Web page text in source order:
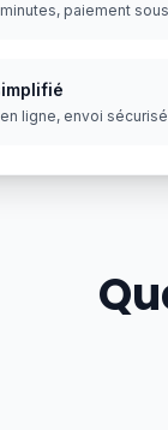
paiement
ligne, envoi sécurisé